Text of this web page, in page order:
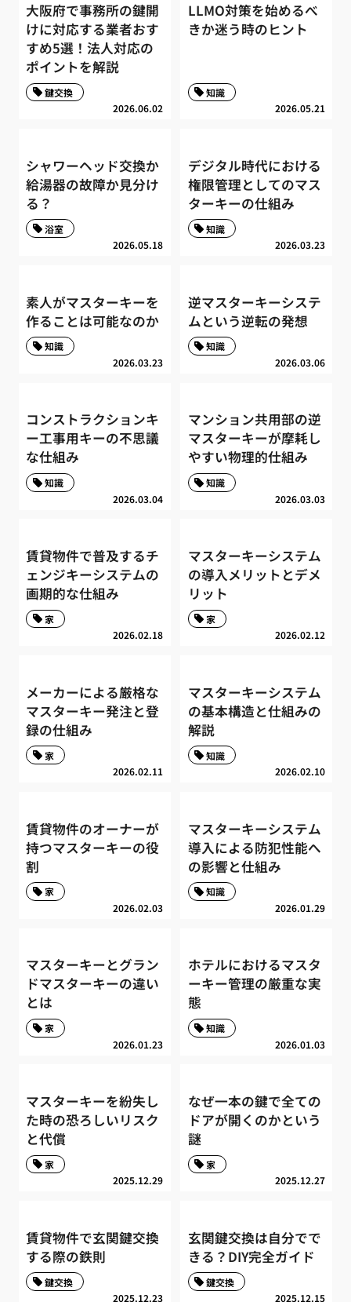
大阪府で事務所の鍵開
けに対応する業者おす
すめ5選！法人対応の
ポイントを解説
2026.06.02
鍵交換
LLMO対策を始めるべ
きか迷う時のヒント
2026.05.21
知識
シャワーヘッド交換か
給湯器の故障か見分け
る？
2026.05.18
浴室
デジタル時代における
権限管理としてのマス
ターキーの仕組み
2026.03.23
知識
素人がマスターキーを
作ることは可能なのか
2026.03.23
知識
逆マスターキーシステ
ムという逆転の発想
2026.03.06
知識
コンストラクションキ
ー工事用キーの不思議
な仕組み
2026.03.04
知識
マンション共用部の逆
マスターキーが摩耗し
やすい物理的仕組み
2026.03.03
知識
賃貸物件で普及するチ
ェンジキーシステムの
画期的な仕組み
2026.02.18
家
マスターキーシステム
の導入メリットとデメ
リット
2026.02.12
家
メーカーによる厳格な
マスターキー発注と登
録の仕組み
2026.02.11
家
マスターキーシステム
の基本構造と仕組みの
解説
2026.02.10
知識
賃貸物件のオーナーが
持つマスターキーの役
割
2026.02.03
家
マスターキーシステム
導入による防犯性能へ
の影響と仕組み
2026.01.29
知識
マスターキーとグラン
ドマスターキーの違い
とは
2026.01.23
家
ホテルにおけるマスタ
ーキー管理の厳重な実
態
2026.01.03
知識
マスターキーを紛失し
た時の恐ろしいリスク
と代償
2025.12.29
家
なぜ一本の鍵で全ての
ドアが開くのかという
謎
2025.12.27
家
賃貸物件で玄関鍵交換
する際の鉄則
2025.12.23
鍵交換
玄関鍵交換は自分でで
きる？DIY完全ガイド
2025.12.15
鍵交換